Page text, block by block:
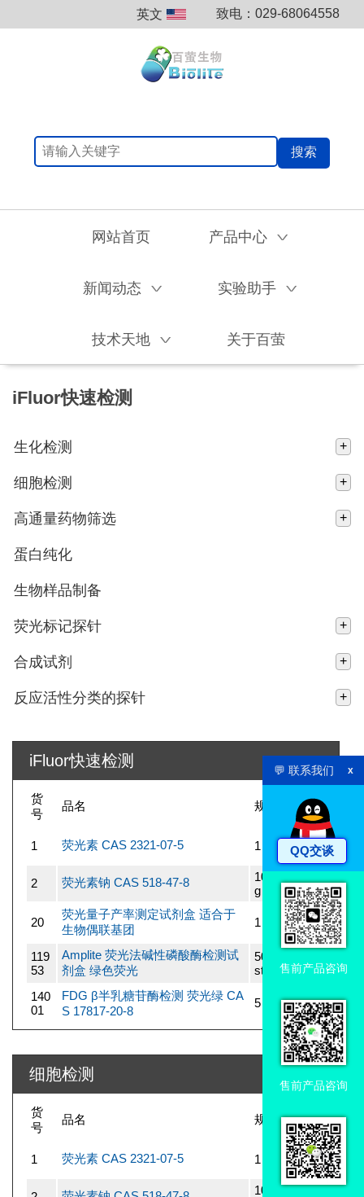
英文 致电：029-68064558
搜索
网站首页 产品中心 V
新闻动态 V 实验助手 V
技术天地 V 关于百萤
iFluor快速检测
生化检测 +
细胞检测 +
高通量药物筛选 +
蛋白纯化
生物样品制备
荧光标记探针 +
合成试剂 +
反应活性分类的探针 +
iFluor快速检测
货
号
品名 规格
价
格
1 荧光素 CAS 2321-07-5 1 g
114
7
2 荧光素钠 CAS 518-47-8
100 m
g
7
20
荧光量子产率测定试剂盒 适合于
生物偶联基团
1 kit
141
56
119
53
Amplite 荧光法碱性磷酸酶检测试
剂盒 绿色荧光
500 Te
sts
2
140
01
FDG β半乳糖苷酶检测 荧光绿 CA
S 17817-20-8
5 mg
221
7
细胞检测
货
号
品名 规格
价
格
1 荧光素 CAS 2321-07-5 1 g
114
7
100 m
114
💬 联系我们 x
QQ交谈
售前产品咨询
售前产品咨询